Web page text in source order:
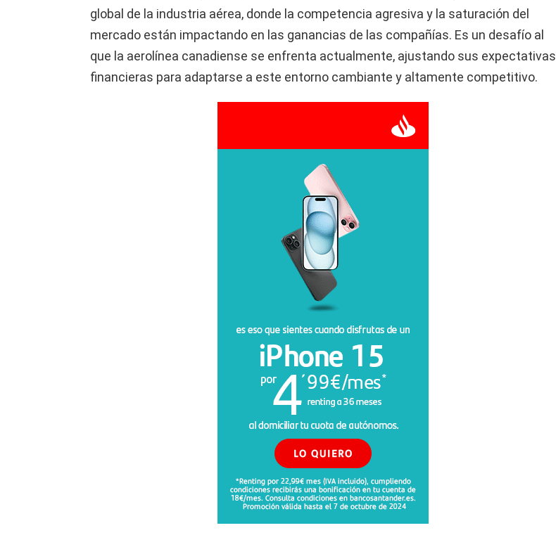
global de la industria aérea, donde la competencia agresiva y la saturación del
mercado están impactando en las ganancias de las compañías. Es un desafío al
que la aerolínea canadiense se enfrenta actualmente, ajustando sus expectativas
financieras para adaptarse a este entorno cambiante y altamente competitivo.